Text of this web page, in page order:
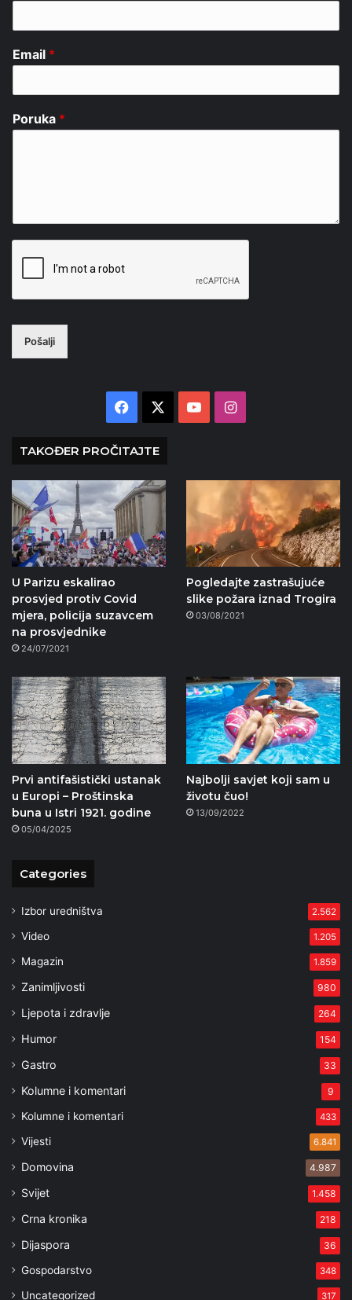
Email *
Poruka *
Pošalji
Facebook YouTubeInstagram
TAKOĐER PROČITAJTE
U Parizu eskalirao
prosvjed protiv Covid
mjera, policija suzavcem
na prosvjednike
24/07/2021
Pogledajte zastrašujuće
slike požara iznad Trogira
03/08/2021
Prvi antifašistički ustanak
u Europi – Proštinska
buna u Istri 1921. godine
05/04/2025
Najbolji savjet koji sam u
životu čuo!
13/09/2022
Categories
Izbor uredništva 2.562
Video 1.205
Magazin 1.859
Zanimljivosti 980
Ljepota i zdravlje 264
Humor 154
Gastro 33
Kolumne i komentari 9
Kolumne i komentari 433
Vijesti 6.841
Domovina 4.987
Svijet 1.458
Crna kronika 218
Dijaspora 36
Gospodarstvo 348
Uncategorized 317